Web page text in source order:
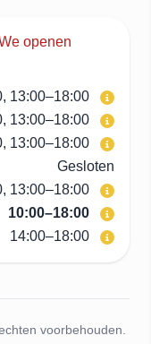
openen
13:00–18:00
13:00–18:00
13:00–18:00
Gesloten
13:00–18:00
10:00–18:00
14:00–18:00
voorbehouden.